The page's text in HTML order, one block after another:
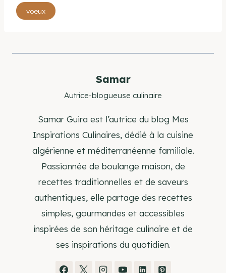
Étiquettes
de
publication :
voeux
Samar
Autrice-blogueuse culinaire
Samar Guira est l’autrice du blog Mes
Inspirations Culinaires, dédié à la cuisine
algérienne et méditerranéenne familiale.
Passionnée de boulange maison, de
recettes traditionnelles et de saveurs
authentiques, elle partage des recettes
simples, gourmandes et accessibles
inspirées de son héritage culinaire et de
ses inspirations du quotidien.